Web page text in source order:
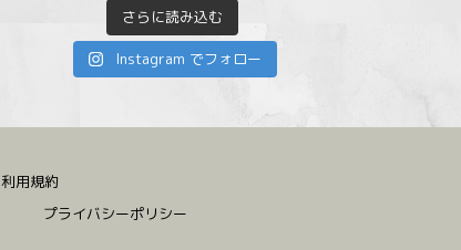
さらに読み込む
Instagram でフォロー
利用規約
プライバシーポリシー